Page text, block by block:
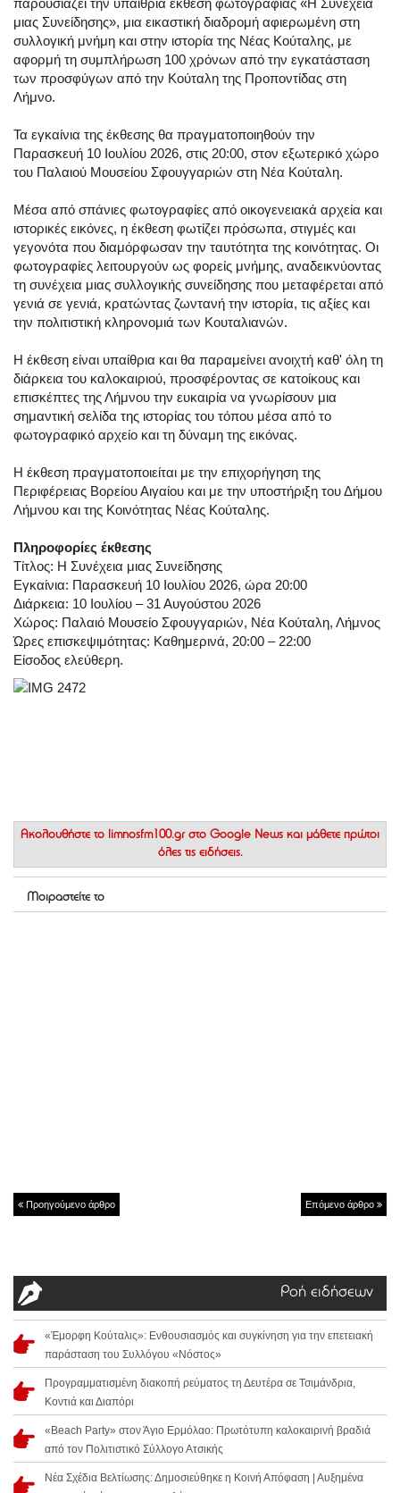
παρουσιάζει την υπαίθρια έκθεση φωτογραφίας «Η Συνέχεια
μιας Συνείδησης», μια εικαστική διαδρομή αφιερωμένη στη
συλλογική μνήμη και στην ιστορία της Νέας Κούταλης, με
αφορμή τη συμπλήρωση 100 χρόνων από την εγκατάσταση
των προσφύγων από την Κούταλη της Προποντίδας στη
Λήμνο.
Τα εγκαίνια της έκθεσης θα πραγματοποιηθούν την
Παρασκευή 10 Ιουλίου 2026, στις 20:00, στον εξωτερικό χώρο
του Παλαιού Μουσείου Σφουγγαριών στη Νέα Κούταλη.
Μέσα από σπάνιες φωτογραφίες από οικογενειακά αρχεία και
ιστορικές εικόνες, η έκθεση φωτίζει πρόσωπα, στιγμές και
γεγονότα που διαμόρφωσαν την ταυτότητα της κοινότητας. Οι
φωτογραφίες λειτουργούν ως φορείς μνήμης, αναδεικνύοντας
τη συνέχεια μιας συλλογικής συνείδησης που μεταφέρεται από
γενιά σε γενιά, κρατώντας ζωντανή την ιστορία, τις αξίες και
την πολιτιστική κληρονομιά των Κουταλιανών.
Η έκθεση είναι υπαίθρια και θα παραμείνει ανοιχτή καθ' όλη τη
διάρκεια του καλοκαιριού, προσφέροντας σε κατοίκους και
επισκέπτες της Λήμνου την ευκαιρία να γνωρίσουν μια
σημαντική σελίδα της ιστορίας του τόπου μέσα από το
φωτογραφικό αρχείο και τη δύναμη της εικόνας.
Η έκθεση πραγματοποιείται με την επιχορήγηση της
Περιφέρειας Βορείου Αιγαίου και με την υποστήριξη του Δήμου
Λήμνου και της Κοινότητας Νέας Κούταλης.
Πληροφορίες έκθεσης
Τίτλος: Η Συνέχεια μιας Συνείδησης
Εγκαίνια: Παρασκευή 10 Ιουλίου 2026, ώρα 20:00
Διάρκεια: 10 Ιουλίου – 31 Αυγούστου 2026
Χώρος: Παλαιό Μουσείο Σφουγγαριών, Νέα Κούταλη, Λήμνος
Ώρες επισκεψιμότητας: Καθημερινά, 20:00 – 22:00
Είσοδος ελεύθερη.
Ακολουθήστε το limnosfm100.gr στο Google News και μάθετε πρώτοι
όλες τις ειδήσεις.
Μοιραστείτε το
Προηγούμενο άρθρο Επόμενο άρθρο
Ροή ειδήσεων
«Έμορφη Κούταλις»: Ενθουσιασμός και συγκίνηση για την επετειακή
παράσταση του Συλλόγου «Νόστος»
Προγραμματισμένη διακοπή ρεύματος τη Δευτέρα σε Τσιμάνδρια,
Κοντιά και Διαπόρι
«Beach Party» στον Άγιο Ερμόλαο: Πρωτότυπη καλοκαιρινή βραδιά
από τον Πολιτιστικό Σύλλογο Ατσικής
Νέα Σχέδια Βελτίωσης: Δημοσιεύθηκε η Κοινή Απόφαση | Αυξημένα